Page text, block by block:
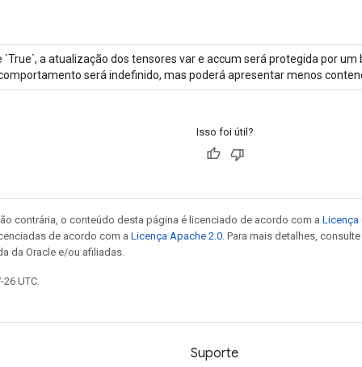
`True`, a atualização dos tensores var e accum será protegida por um
será indefinido, mas poderá apresentar menos
Isso foi útil?
contrária, o conteúdo desta página é licenciado de acordo com a Licença
de acordo com a Licença Apache 2.0 . Para mais detalhes,
da Oracle e/ou afiliadas.
UTC.
Suporte